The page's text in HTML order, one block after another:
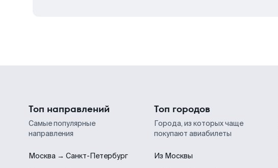
Топ направлений
Самые популярные
направления
Москва → Санкт-Петербург
Топ городов
Города, из которых чаще
покупают авиабилеты
Из Москвы